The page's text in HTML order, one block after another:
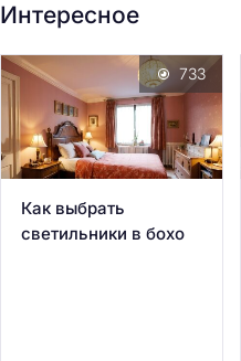
Интересное
Как выбрать
светильники в бохо
733